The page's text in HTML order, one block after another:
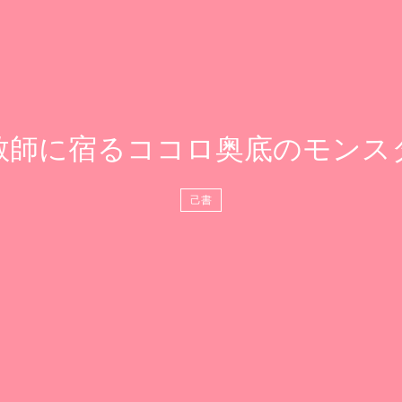
師に宿るココロ奥底のモンス
己書